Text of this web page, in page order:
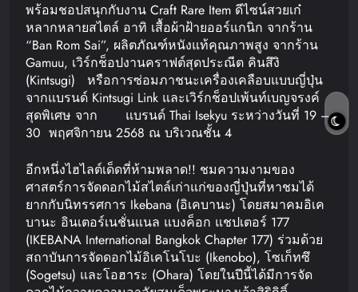
พร้อมชอปสนุกกับงาน Craft Rare Item ดีไซน์สวยเก๋
หลากหลายสไตล์ อาทิ เสื้อผ้าฝ้ายออร์แกนิก จากร้าน
“Ban Rom Sai”, ผลิตภัณฑ์หนังแท้คุณภาพสูง จากร้าน
Gamuu, เวิร์กช็อปงานคราฟต์สุดประณีต คินสึงิ
(Kintsugi) หรือการซ่อมภาชนะเครื่องเคลือบแบบญี่ปุ่น
จากแบรนด์ Kintsugi Link และเวิร์กช็อปเพ้นท์เบญจรงค์
สุดพิเศษ จาก แบรนด์ Thai Isekyu ระหว่างวันที่ 19 –
30 พฤศจิกายน 2568 ณ บริเวณชั้น 4
อีกหนึ่งไฮไลต์เด็ดที่ห้ามพลาด!! ชมความงามของ
ศาสตร์การจัดดอกไม้สไตล์เก่าแก่ของญี่ปุ่นที่หาชมได้
ยากกับนิทรรศการ Ikebana (อิเคบานะ) โดยสมาคมอิเค
บานะ อินเตอร์เนชั่นแนล แบงค็อก แชปเตอร์ 177
(IKEBANA International Bangkok Chapter 177) ร่วมด้วย
สถาบันการจัดดอกไม้อิเคโนโบะ (Ikenobo), โซเก็ทซึ
(Sogetsu) และโอฮาระ (Ohara) โดยในปีนี้ได้มีการจัด